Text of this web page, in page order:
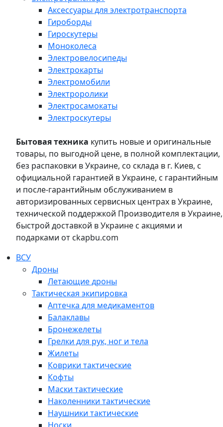
Аксессуары для электротранспорта
Гироборды
Гироскутеры
Моноколеса
Электровелосипеды
Электрокарты
Электромобили
Электроролики
Электросамокаты
Электроскутеры
Бытовая техника купить новые и оригинальные
товары, по выгодной цене, в полной комплектации,
без распаковки в Украине, со склада в г. Киев, с
официальной гарантией в Украине, с гарантийным
и после-гарантийным обслуживанием в
авторизированных сервисных центрах в Украине,
технической поддержкой Производителя в Украине,
быстрой доставкой в Украине с акциями и
подарками от ckapbu.com
ВСУ
Дроны
Летающие дроны
Тактическая экипировка
Аптечка для медикаментов
Балаклавы
Бронежелеты
Грелки для рук, ног и тела
Жилеты
Коврики тактические
Кофты
Маски тактические
Наколенники тактические
Наушники тактические